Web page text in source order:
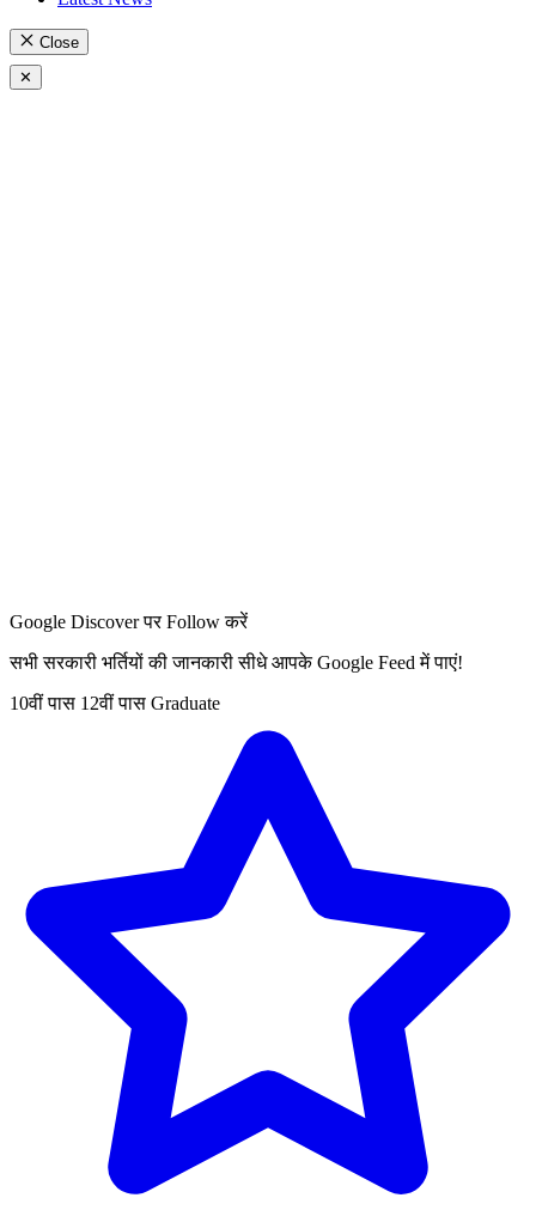
Close
✕
Google Discover पर Follow करें
सभी सरकारी भर्तियों की जानकारी सीधे आपके Google Feed में पाएं!
10वीं पास 12वीं पास Graduate